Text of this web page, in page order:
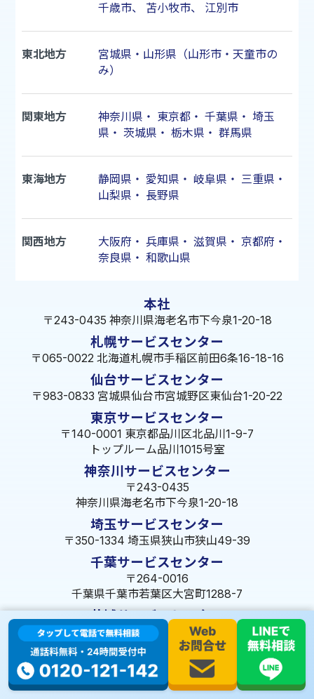
千歳市、 苫小牧市、 江別市
東北地方
宮城県・山形県（山形市・天童市の
み）
関東地方 神奈川県 ・ 東京都・ 千葉県 ・ 埼玉
県 ・ 茨城県 ・ 栃木県 ・ 群馬県
東海地方 静岡県 ・ 愛知県 ・ 岐阜県 ・ 三重県 ・
山梨県 ・ 長野県
関西地方 大阪府 ・ 兵庫県 ・ 滋賀県 ・ 京都府 ・
奈良県 ・ 和歌山県
本社
〒243-0435 神奈川県海老名市下今泉1-20-18
札幌サービスセンター
〒065-0022 北海道札幌市手稲区前田6条16-18-16
仙台サービスセンター
〒983-0833 宮城県仙台市宮城野区東仙台1-20-22
東京サービスセンター
〒140-0001 東京都品川区北品川1-9-7
トップルーム品川1015号室
神奈川サービスセンター
〒243-0435
神奈川県海老名市下今泉1-20-18
埼玉サービスセンター
〒350-1334 埼玉県狭山市狭山49-39
千葉サービスセンター
〒264-0016
千葉県千葉市若葉区大宮町1288-7
茨城サービスセンター
〒309-1717 茨城県笠間市旭町322-2 102号
長野サービスセンター
〒380-0921 長野県長野市大字栗田653-141 皐月ビル
名古屋サービスセンター